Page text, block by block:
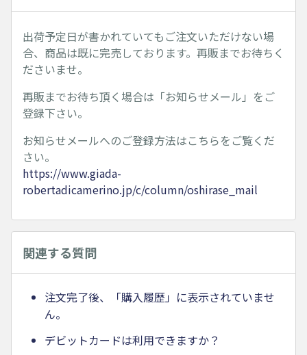
出荷予定日が書かれていてもご注文いただけない場
合、商品は既に完売しております。再販までお待ちく
ださいませ。
再販までお待ち頂く場合は「お知らせメール」をご
登録下さい。
お知らせメールへのご登録方法はこちらをご覧くだ
さい。
https://www.giada-
robertadicamerino.jp/c/column/oshirase_mail
関連する質問
注文完了後、「購入履歴」に表示されていませ
ん。
デビットカードは利用できますか？